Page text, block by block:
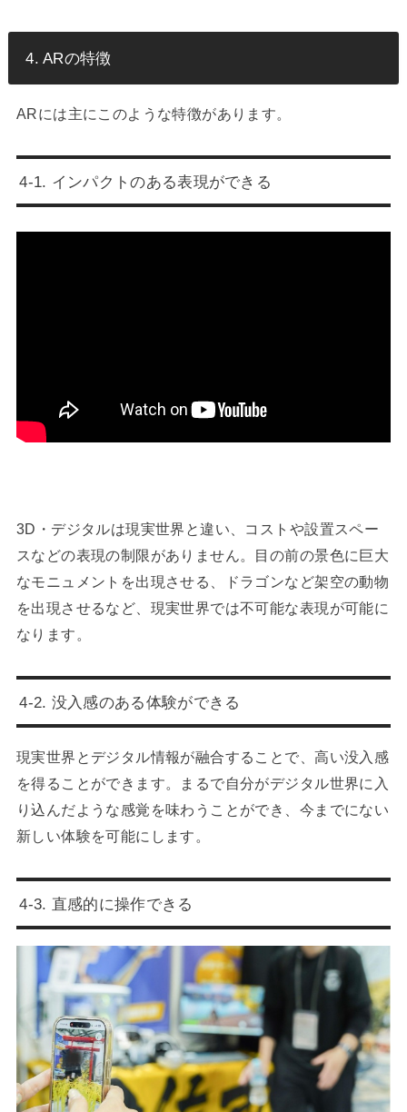
4. ARの特徴
ARには主にこのような特徴があります。
4-1. インパクトのある表現ができる
3D・デジタルは現実世界と違い、コストや設置スペー
スなどの表現の制限がありません。目の前の景色に巨大
なモニュメントを出現させる、ドラゴンなど架空の動物
を出現させるなど、現実世界では不可能な表現が可能に
なります。
4-2. 没入感のある体験ができる
現実世界とデジタル情報が融合することで、高い没入感
を得ることができます。まるで自分がデジタル世界に入
り込んだような感覚を味わうことができ、今までにない
新しい体験を可能にします。
4-3. 直感的に操作できる